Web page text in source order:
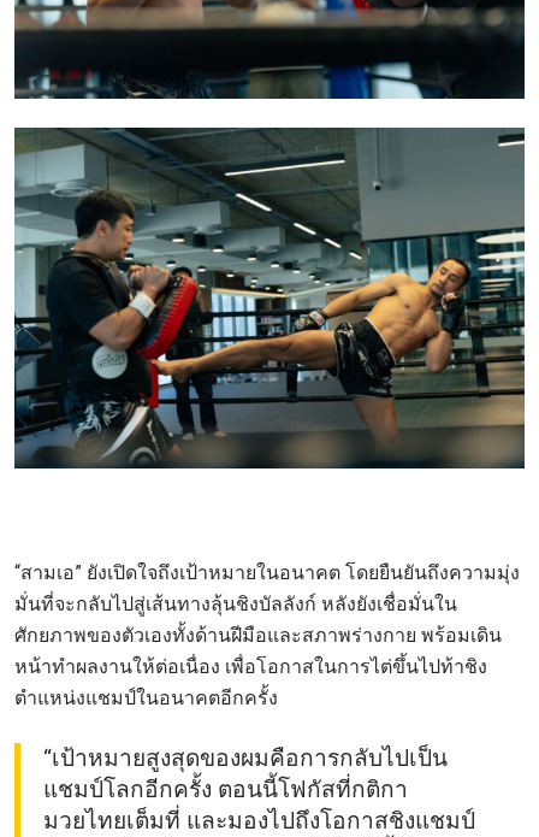
“สามเอ” ยังเปิดใจถึงเป้าหมายในอนาคต โดยยืนยันถึงความมุ่ง
มั่นที่จะกลับไปสู่เส้นทางลุ้นชิงบัลลังก์ หลังยังเชื่อมั่นใน
ศักยภาพของตัวเองทั้งด้านฝีมือและสภาพร่างกาย พร้อมเดิน
หน้าทำผลงานให้ต่อเนื่อง เพื่อโอกาสในการไต่ขึ้นไปท้าชิง
ตำแหน่งแชมป์ในอนาคตอีกครั้ง
“เป้าหมายสูงสุดของผมคือการกลับไปเป็น
แชมป์โลกอีกครั้ง ตอนนี้โฟกัสที่กติกา
มวยไทยเต็มที่ และมองไปถึงโอกาสชิงแชมป์